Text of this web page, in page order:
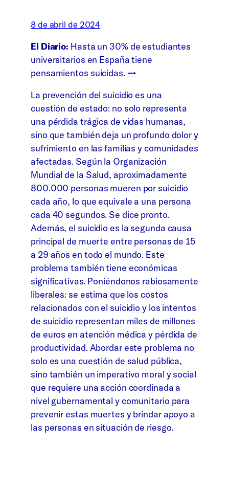
8 de abril de 2024
El Diario: Hasta un 30% de estudiantes
universitarios en España tiene
pensamientos suicidas. →
La prevención del suicidio es una
cuestión de estado: no solo representa
una pérdida trágica de vidas humanas,
sino que también deja un profundo dolor y
sufrimiento en las familias y comunidades
afectadas. Según la Organización
Mundial de la Salud, aproximadamente
800.000 personas mueren por suicidio
cada año, lo que equivale a una persona
cada 40 segundos. Se dice pronto.
Además, el suicidio es la segunda causa
principal de muerte entre personas de 15
a 29 años en todo el mundo. Este
problema también tiene económicas
significativas. Poniéndonos rabiosamente
liberales: se estima que los costos
relacionados con el suicidio y los intentos
de suicidio representan miles de millones
de euros en atención médica y pérdida de
productividad. Abordar este problema no
solo es una cuestión de salud pública,
sino también un imperativo moral y social
que requiere una acción coordinada a
nivel gubernamental y comunitario para
prevenir estas muertes y brindar apoyo a
las personas en situación de riesgo.